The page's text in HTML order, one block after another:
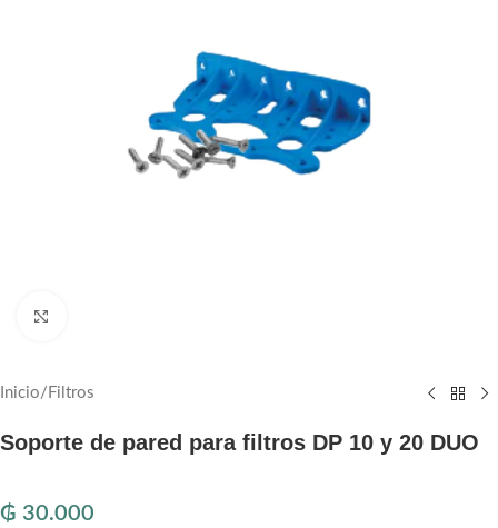
Inicio/ Filtros
Soporte de pared para filtros DP 10 y 20 DUO
₲ 30.000